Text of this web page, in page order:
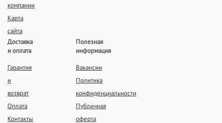
компании
Карта
сайта
Доставка
и оплата
Гарантия
и
возврат
Оплата
Контакты
Полезная
информация
Вакансии
Политика
конфиденциальности
Публичная
оферта